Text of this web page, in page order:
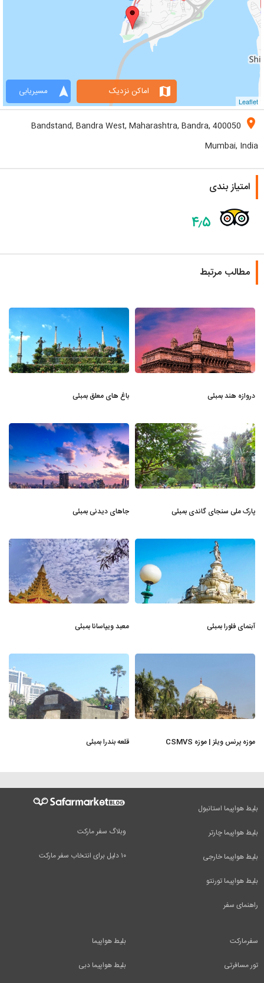
Leaflet
navigation مسیریابی map اماکن نزدیک
location_on
Bandstand, Bandra West, Maharashtra, Bandra, 400050
Mumbai, India
امتیاز بندی
۴٫۵
مطالب مرتبط
دروازه هند بمبئی باغ های معلق بمبئی
پارک ملی سنجای گاندی بمبئی جاهای دیدنی بمبئی
آبنمای فلورا بمبئی معبد ویپاسانا بمبئی
موزه پرنس ویلز | موزه CSMVS قلعه بندرا بمبئی
وبلاگ سفر مارکت
۱۰ دلیل برای انتخاب سفر مارکت
بلیط هواپیما استانبول
بلیط هواپیما چارتر
بلیط هواپیما خارجی
بلیط هواپیما تورنتو
راهنمای سفر
بلیط هواپیما
بلیط هواپیما دبی
سفرمارکت
تور مسافرتی